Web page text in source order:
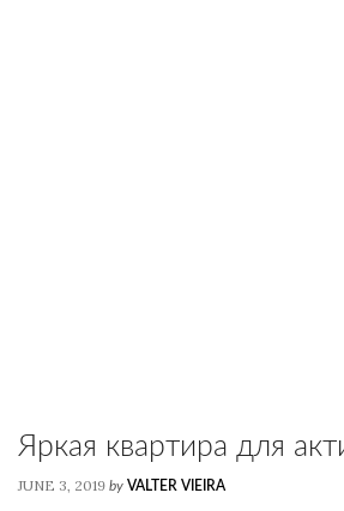
Яркая квартира для
JUNE 3, 2019 by VALTER VIEIRA